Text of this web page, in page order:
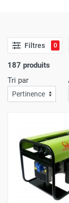
Filtres 0
187 produits
Tri par